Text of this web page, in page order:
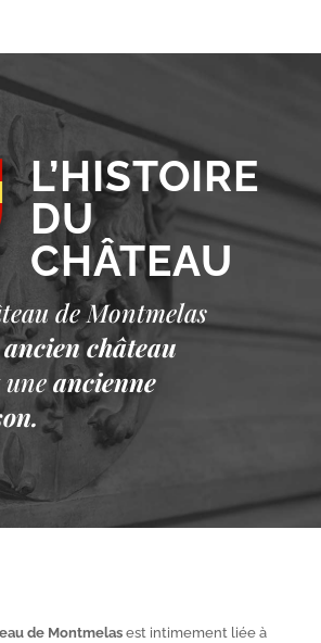
L’HISTOIRE
DU
CHÂTEAU
de Montmelas
château
une ancienne
de Montmelasest intimement liée à